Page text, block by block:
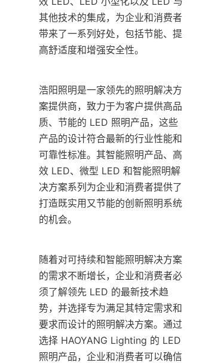
其他技术的集成，为企业和消费者
带来了一系列好处，包括节能、提
高舒适度和增强安全性。
浩阳照明是一家领先的照明解决方
案提供商，致力于为客户提供高品
质、节能的 LED 照明产品，这些
产品的设计符合最新的行业性能和
可靠性标准。其智能照明产品、高
效 LED、微型 LED 和智能照明解
决方案系列为企业和消费者提供了
打造既实用又节能的创新照明系统
的机会。
随着对可持续和智能照明解决方案
的需求不断增长，企业和消费者必
须了解领先 LED 的最新技术趋
势，并选择专为满足其特定需求和
要求而设计的照明解决方案。通过
选择 HAOYANG Lighting 的 LED
照明产品，企业和消费者可以确信